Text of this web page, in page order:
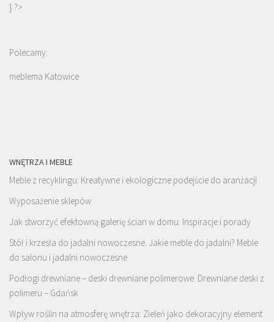
} ?>
Polecamy:
meblema Katowice
WNĘTRZA I MEBLE
Meble z recyklingu: Kreatywne i ekologiczne podejście do aranżacji
Wyposażenie sklepów
Jak stworzyć efektowną galerię ścian w domu: Inspiracje i porady
Stół i krzesła do jadalni nowoczesne. Jakie meble do jadalni? Meble
do salonu i jadalni nowoczesne
Podłogi drewniane – deski drewniane polimerowe. Drewniane deski z
polimeru – Gdańsk
Wpływ roślin na atmosferę wnętrza: Zieleń jako dekoracyjny element